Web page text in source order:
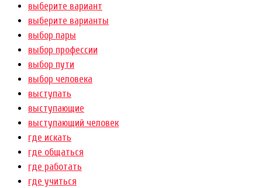
выберите вариант
выберите варианты
выбор пары
выбор профессии
выбор пути
выбор человека
выступать
выступающие
выступающий человек
где искать
где общаться
где работать
где учиться